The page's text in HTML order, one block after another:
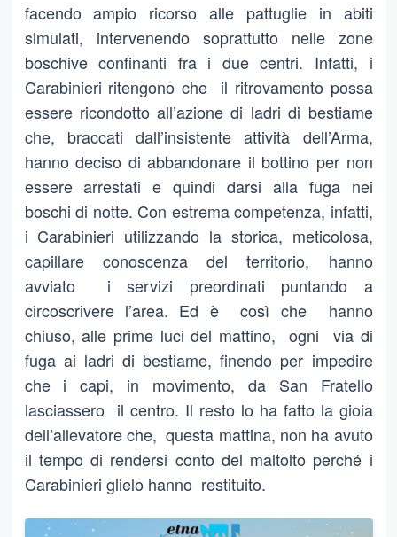
facendo ampio ricorso alle pattuglie in abiti
simulati, intervenendo soprattutto nelle zone
boschive confinanti fra i due centri. Infatti, i
Carabinieri ritengono che il ritrovamento possa
essere ricondotto all’azione di ladri di bestiame
che, braccati dall’insistente attività dell’Arma,
hanno deciso di abbandonare il bottino per non
essere arrestati e quindi darsi alla fuga nei
boschi di notte. Con estrema competenza, infatti,
i Carabinieri utilizzando la storica, meticolosa,
capillare conoscenza del territorio, hanno
avviato i servizi preordinati puntando a
circoscrivere l’area. Ed è così che hanno
chiuso, alle prime luci del mattino, ogni via di
fuga ai ladri di bestiame, finendo per impedire
che i capi, in movimento, da San Fratello
lasciassero il centro. Il resto lo ha fatto la gioia
dell’allevatore che, questa mattina, non ha avuto
il tempo di rendersi conto del maltolto perché i
Carabinieri glielo hanno restituito.